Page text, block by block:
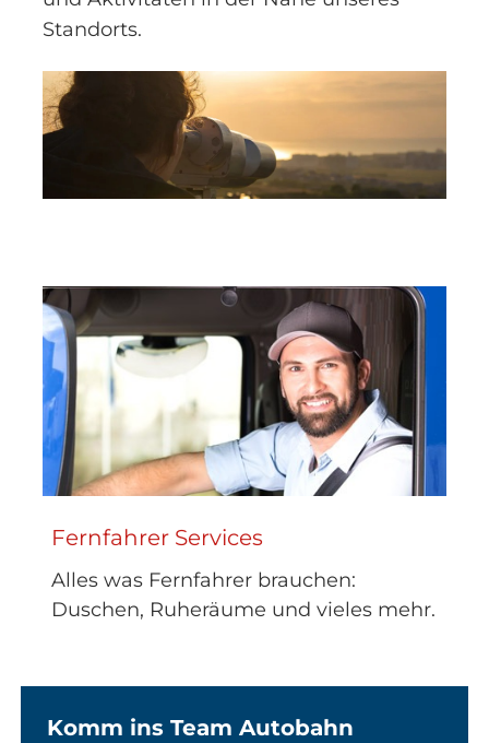
Standorts.
Fernfahrer Services
Alles was Fernfahrer brauchen:
Duschen, Ruheräume und vieles mehr.
Komm ins Team Autobahn